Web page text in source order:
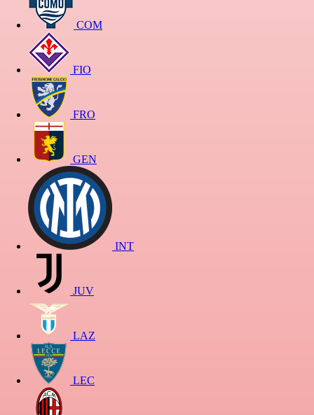
COM
FIO
FRO
GEN
INT
JUV
LAZ
LEC